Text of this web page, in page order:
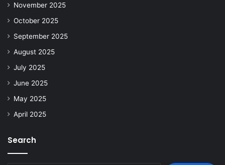
November 2025
October 2025
September 2025
August 2025
July 2025
June 2025
May 2025
April 2025
Search